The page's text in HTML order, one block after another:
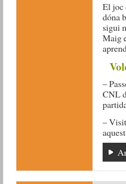
El joc
dóna
sigui
Maig
–
CNL
–